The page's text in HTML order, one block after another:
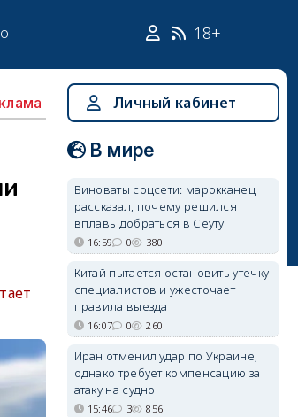
18+
Личный кабинет
В мире
Виноваты соцсети: марокканец
рассказал, почему решился
вплавь добраться в Сеуту
16:59 0 380
Китай пытается остановить утечку
специалистов и ужесточает
правила выезда
16:07 0 260
Иран отменил удар по Украине,
однако требует компенсацию за
атаку на судно
15:46 3 856